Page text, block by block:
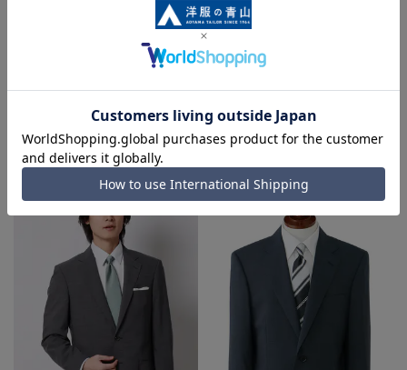
【週替わり_メンズ】スタイリッシ
ュスーツ【清涼】【ツーパンツ】
【Plastics Smart】
59,301円65,890円
【週替わり_メンズ】スタイリッシ
ュスーツ【清涼】【ツーパンツ】
【Plastics Smart】
59,301円65,890円